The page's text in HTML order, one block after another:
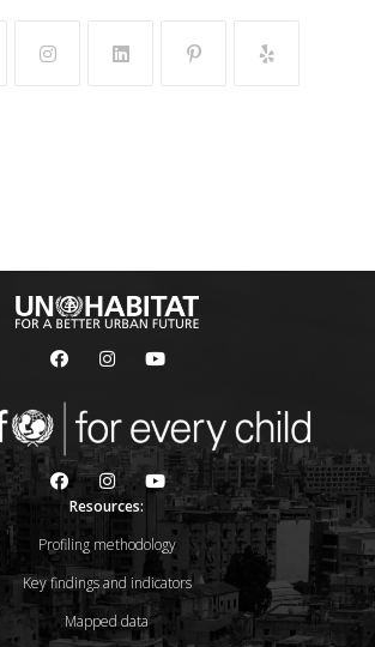
Resources:
Profiling methodology
Key findings and indicators
Mapped data